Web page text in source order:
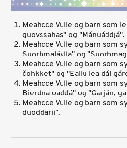
Meahcce Vulle og barn som
guovssahas'' og ''Mánuáddjá''.
Meahcce Vulle og barn som
Suorbmalávlla'' og
Meahcce Vulle og barn som
čohkket'' og ''Eallu lea dál
Meahcce Vulle og barn som
Bierdna oađđá'' og ''Garján,
Meahcce Vulle og barn som
duoddarii''.